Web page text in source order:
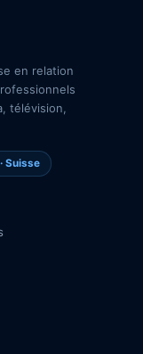
en relation
télévision,
Suisse